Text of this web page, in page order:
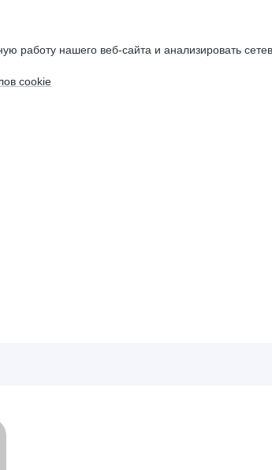
работу нашего веб-сайта и анализировать
cookie